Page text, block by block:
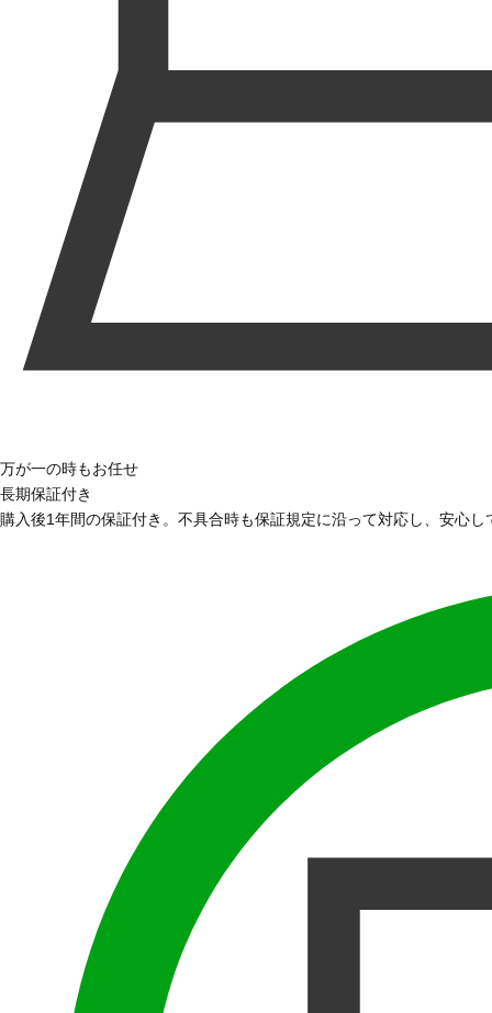
万が一の時もお任せ
長期保証付き
購入後1年間の保証付き。不具合時も保証規定に沿って対応し、安心